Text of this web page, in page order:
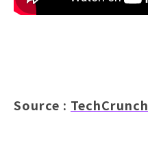
Source : TechCrunch